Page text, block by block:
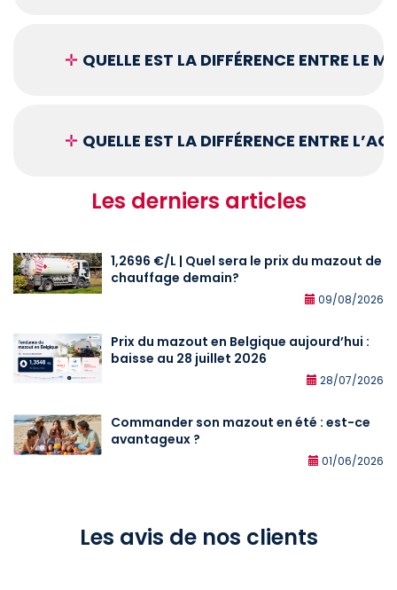
✛ QUELLE EST LA DIFFÉRENCE ENTRE LE
✛ QUELLE EST LA DIFFÉRENCE ENTRE
Les derniers articles
1,2696 €/L | Quel sera le prix du mazout de
chauffage demain?
09/08/2026
Prix du mazout en Belgique aujourd’hui :
baisse au 28 juillet 2026
28/07/2026
Commander son mazout en été : est-ce
avantageux ?
01/06/2026
Les avis de nos clients